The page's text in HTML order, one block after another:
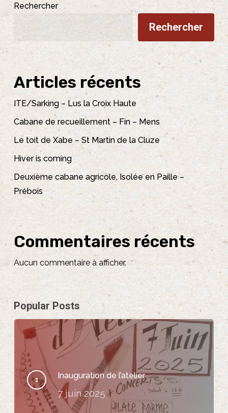
Rechercher
Rechercher
Articles récents
ITE/Sarking – Lus la Croix Haute
Cabane de recueillement – Fin – Mens
Le toit de Xabe – St Martin de la Cluze
Hiver is coming
Deuxième cabane agricole, Isolée en Paille –
Prébois
Commentaires récents
Aucun commentaire à afficher.
Popular Posts
Inauguration de l’atelier
7 juin 2025